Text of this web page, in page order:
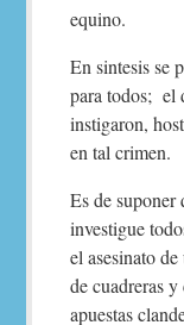
equino.
En sintesis se
para todos; el
instigaron,
en tal crimen.
Es de suponer
investigue
el asesinato
de cuadreras
apuestas